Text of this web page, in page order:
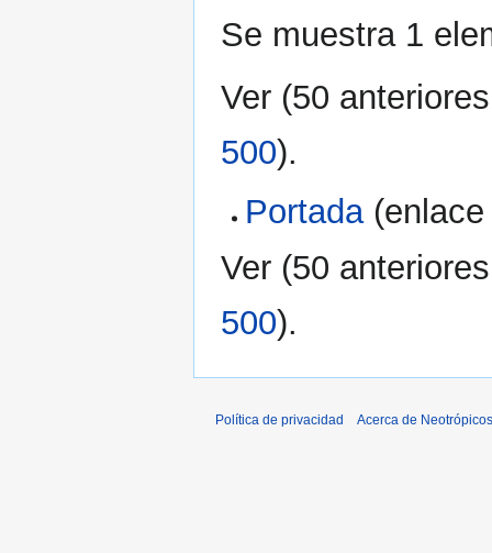
Se muestra 1
Ver (50 anteriores
500).
Portada
Ver (50 anteriores
500).
Política de privacidad Acerca de Neotrópicos